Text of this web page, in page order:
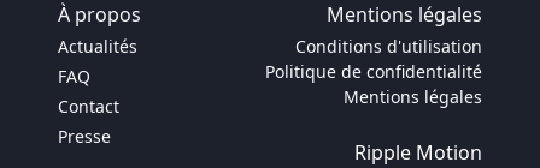
À propos Mentions légales
Actualités
FAQ
Contact
Presse
Conditions d'utilisation
Politique de confidentialité
Mentions légales
Ripple Motion